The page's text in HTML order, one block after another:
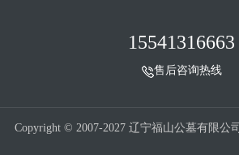
15541316663
售后咨询热线
Copyright © 2007-2027 辽宁福山公墓有限公司